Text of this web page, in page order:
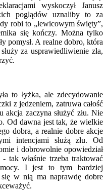
wyskoczył Janusz
poglądów uznaliby to za
robi to „lewicowym święty”,
się kończy. Można tylko
pomysł. A realne dobro, która
za usprawiedliwienie zła,
to łyżka, ale zdecydowanie
z jedzeniem, zatruwa całość
akcja zaczyna służyć złu. Nie
Od dawna jest tak, że wielkie
dobra, a realnie dobre akcje
intencjami służą złu. Od
i dobrowolnie opowiedział
tak właśnie trzeba traktować
I jest to tym bardziej
w nią ma naprawdę dobre